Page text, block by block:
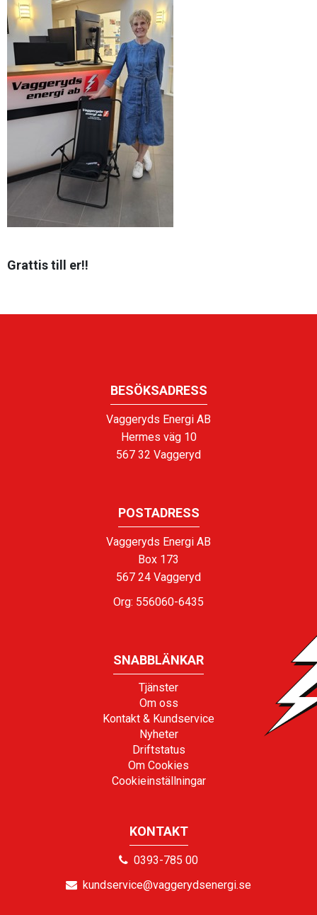
Grattis till er!!
BESÖKSADRESS
Vaggeryds Energi AB
Hermes väg 10
567 32 Vaggeryd
POSTADRESS
Vaggeryds Energi AB
Box 173
567 24 Vaggeryd
Org: 556060-6435
SNABBLÄNKAR
Tjänster
Om oss
Kontakt & Kundservice
Nyheter
Driftstatus
Om Cookies
Cookieinställningar
KONTAKT
0393-785 00
kundservice@vaggerydsenergi.se